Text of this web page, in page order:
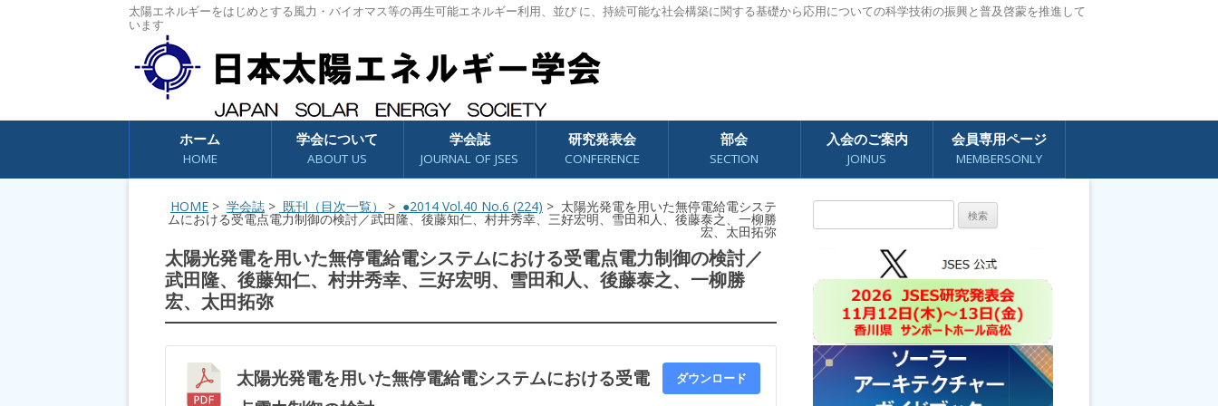
太陽エネルギーをはじめとする風力・バイオマス等の再生可能エネルギー利用、並び に、持続可能な社会構築に関する基礎から応用についての科学技術の振興と普及啓蒙を推進して
います
コンテンツへスキップ
ホーム
HOME
学会について
ABOUT US
学会誌
JOURNAL OF JSES
研究発表会
CONFERENCE
部会
SECTION
入会のご案内
JOINUS
会員専用ページ
MEMBERSONLY
HOME > 学会誌 > 既刊（目次一覧） > ●2014 Vol.40 No.6 (224) > 太陽光発電を用いた無停電給電システ
ムにおける受電点電力制御の検討／武田隆、後藤知仁、村井秀幸、三好宏明、雪田和人、後藤泰之、一柳勝
宏、太田拓弥
太陽光発電を用いた無停電給電システムにおける受電点電力制御の検討／
武田隆、後藤知仁、村井秀幸、三好宏明、雪田和人、後藤泰之、一柳勝
宏、太田拓弥
太陽光発電を用いた無停電給電システムにおける受電
ダウンロード
索: